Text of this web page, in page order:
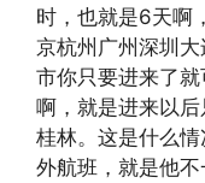
时，也就是6天啊
京杭州广州深圳
市你只要进来了
啊，就是进来以
桂林。这是什么
外航班，就是他不